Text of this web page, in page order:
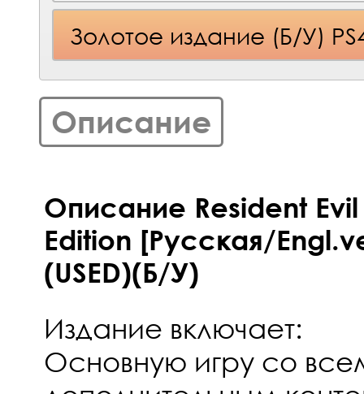
Золотое издание (Б/У)
Описание
Описание Resident
Edition [Русская/
(USED)(Б/У)
Издание включает:
Основную игру со